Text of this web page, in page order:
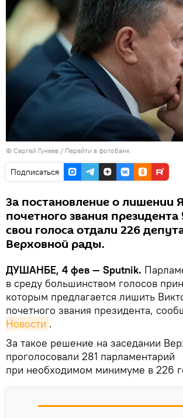
© Сергей Гунеев / Перейти в фотобанк
Подписаться
За постановление о лишении
почетного звания
свои голоса отдали 226
Верховной рады.
ДУШАНБЕ, 4 фев — Sputnik.
в среду большинством голосов
которым предлагается лишить
почетного звания президента,
Новости .
За такое решение на заседании
проголосовали 281 парламентарий
при необходимом минимуме в 226